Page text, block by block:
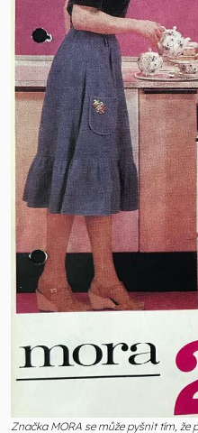
Značka MORA se může pyšnit tím,